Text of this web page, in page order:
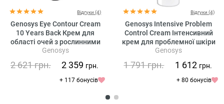
Відгуки (4)
Genosys Eye Contour Cream
10 Years Back Крем для
області очей з рослинними
стовбуровими клітинами
Genosys
2 621грн. 2 359 грн.
+ 117 бонусів
Відгуки (4)
Genosys Intensive Problem
Control Cream Інтенсивний
крем для проблемної шкіри
Genosys
1 791грн. 1 612 грн.
+ 80 бонусів